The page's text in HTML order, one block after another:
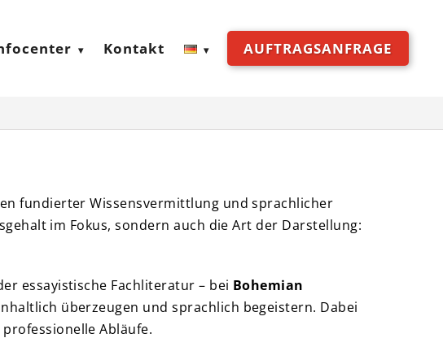
Kontakt AUFTRAGSANFRAGE
fundierter Wissensvermittlung und sprachlicher
im Fokus, sondern auch die Art der Darstellung:
essayistische Fachliteratur – bei Bohemian
überzeugen und sprachlich begeistern. Dabei
Abläufe.